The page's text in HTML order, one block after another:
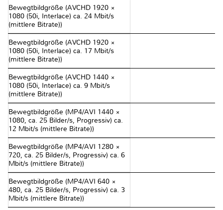
Bewegtbildgröße (AVCHD 1920 ×
1080 (50i, Interlace) ca. 24 Mbit/s
(mittlere Bitrate))
Bewegtbildgröße (AVCHD 1920 ×
1080 (50i, Interlace) ca. 17 Mbit/s
(mittlere Bitrate))
Bewegtbildgröße (AVCHD 1440 ×
1080 (50i, Interlace) ca. 9 Mbit/s
(mittlere Bitrate))
Bewegtbildgröße (MP4/AVI 1440 ×
1080, ca. 25 Bilder/s, Progressiv) ca.
12 Mbit/s (mittlere Bitrate))
Bewegtbildgröße (MP4/AVI 1280 ×
720, ca. 25 Bilder/s, Progressiv) ca. 6
Mbit/s (mittlere Bitrate))
Bewegtbildgröße (MP4/AVI 640 ×
480, ca. 25 Bilder/s, Progressiv) ca. 3
Mbit/s (mittlere Bitrate))